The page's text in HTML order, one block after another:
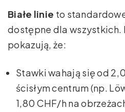
Białe linie to
dostępne dla wszystkich.
pokazują, że:
Stawki wahają się od
ścisłym centrum (np.
1,80 CHF/h na